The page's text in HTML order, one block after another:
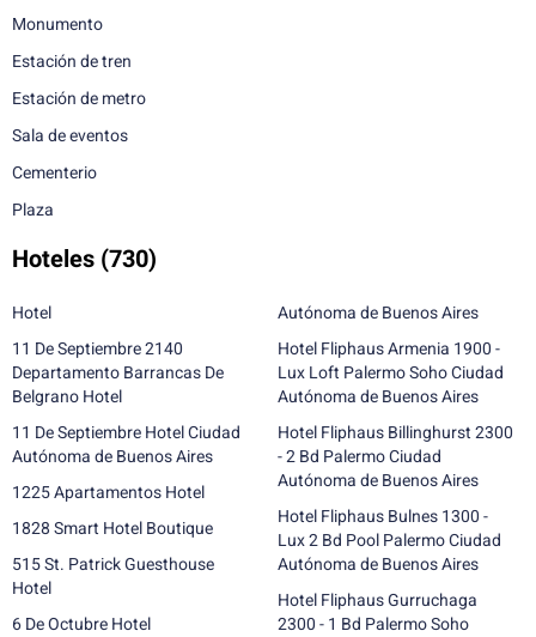
Monumento
Estación de tren
Estación de metro
Sala de eventos
Cementerio
Plaza
Hoteles (730)
Hotel
11 De Septiembre 2140
Departamento Barrancas De
Belgrano Hotel
11 De Septiembre Hotel Ciudad
Autónoma de Buenos Aires
1225 Apartamentos Hotel
1828 Smart Hotel Boutique
515 St. Patrick Guesthouse
Hotel
6 De Octubre Hotel
Autónoma de Buenos Aires
Hotel Fliphaus Armenia 1900 -
Lux Loft Palermo Soho Ciudad
Autónoma de Buenos Aires
Hotel Fliphaus Billinghurst 2300
- 2 Bd Palermo Ciudad
Autónoma de Buenos Aires
Hotel Fliphaus Bulnes 1300 -
Lux 2 Bd Pool Palermo Ciudad
Autónoma de Buenos Aires
Hotel Fliphaus Gurruchaga
2300 - 1 Bd Palermo Soho